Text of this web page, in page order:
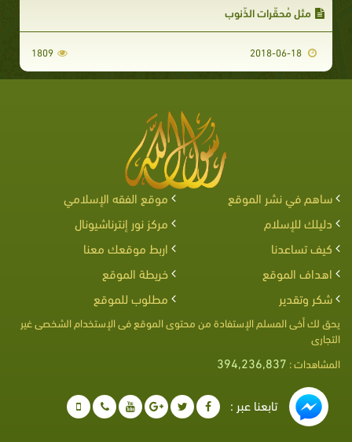
مثل مُحقّرات الذّنوب
1809
ساهم في نشر الموقع
موقع الفقه الإسلامي
دليلك للإسلام
مركز نور إنترناشيونال
كيف تساعدنا
اربط موقعك معنا
اهداف الموقع
خريطة الموقع
شكر وتقدير
مطلوب للموقع
يحق لك أخى المسلم الإستفادة من محتوى الموقع فى الإستخدام الشخصى غير
التجارى
المشاهدات : 394,236,837
تابعنا عبر :